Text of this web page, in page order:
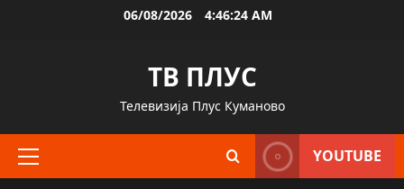
06/08/2026 4:46:25 AM
ТВ ПЛУС
Телевизија Плус Куманово
Primary
YOUTUBE